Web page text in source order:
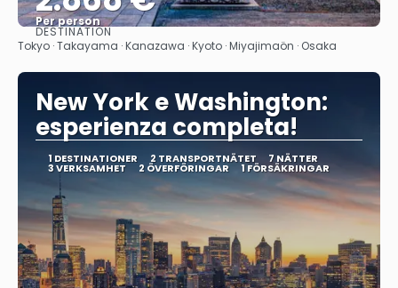
Per person
Se
DESTINATION
Tokyo · Takayama · Kanazawa · Kyoto · Miyajimaön · Osaka
New York e Washington:
esperienza completa!
1 DESTINATIONER 2 TRANSPORTNÄTET 7 NÄTTER
3 VERKSAMHET 2 ÖVERFÖRINGAR 1 FÖRSÄKRINGAR